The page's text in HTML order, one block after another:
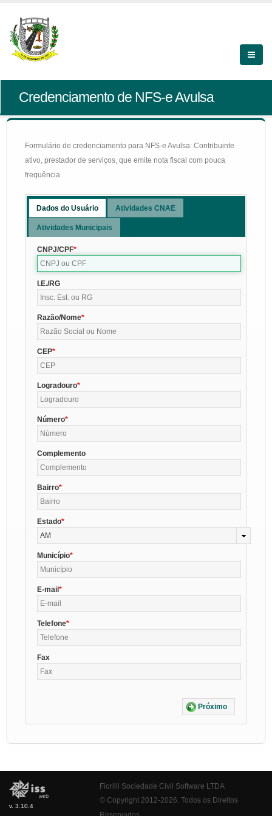
Credenciamento de NFS-e Avulsa
Formulário de credenciamento para NFS-e Avulsa: Contribuinte
ativo, prestador de serviços, que emite nota fiscal com pouca
frequência
Dados do Usuário Atividades CNAE
Atividades Municipais
CNPJ/CPF
I.E./RG
Razão/Nome
CEP
Logradouro
Número
Complemento
Bairro
Estado
AM
Município
E-mail
Telefone
Fax
Próximo
v. 3.10.4
Fiorilli Sociedade Civil Software LTDA
© Copyright 2012-2026. Todos os Direitos